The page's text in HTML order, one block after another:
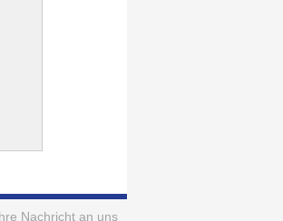
Nachricht an uns